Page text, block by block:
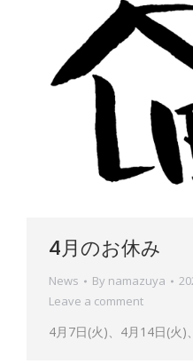
4月のお休み
News By namazuya
Leave a comment
4月7日(火)、4月14日(火)